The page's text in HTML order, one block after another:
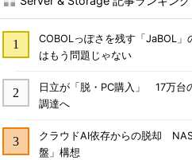
COBOLっぽさを残す「JaBOL
はもう問題じゃない
日立が「脱・PC購入」 17万台
調達へ
クラウドAI依存からの脱却
盤」構想